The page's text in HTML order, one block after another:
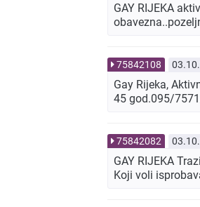
GAY RIJEKA
75842108
Gay Rijeka,
45 god.095/
75842082
GAY RIJEKA
Koji voli